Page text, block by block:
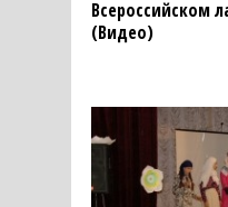
Всероссийском
(Видео)